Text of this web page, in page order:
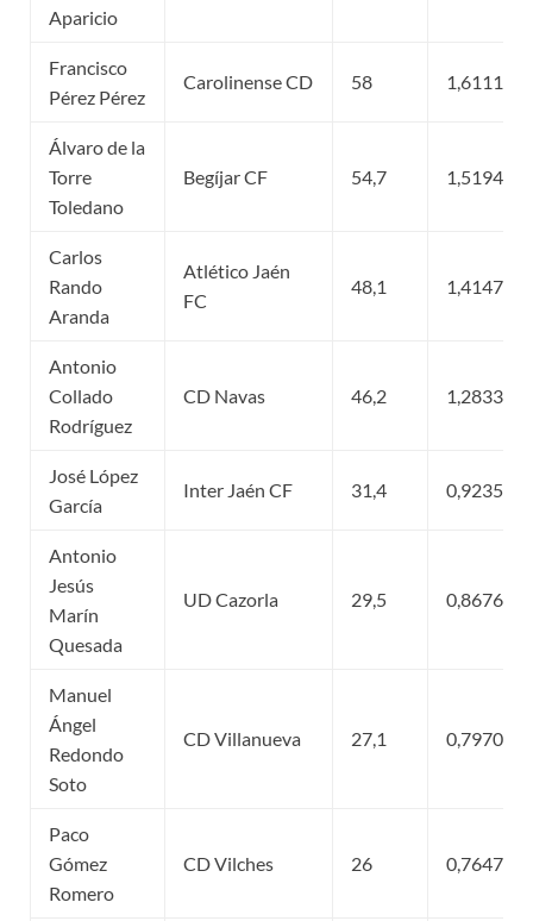
Aparicio
Francisco
Pérez Pérez
Carolinense CD 58 1,611111
Álvaro de la
Torre
Toledano
Begíjar CF 54,7 1,519444
Carlos
Rando
Aranda
Atlético Jaén
FC
48,1 1,414706
Antonio
Collado
Rodríguez
CD Navas 46,2 1,283333
José López
García
Inter Jaén CF 31,4 0,923529
Antonio
Jesús
Marín
Quesada
UD Cazorla 29,5 0,867647
Manuel
Ángel
Redondo
Soto
CD Villanueva 27,1 0,797059
Paco
Gómez
Romero
CD Vilches 26 0,764706